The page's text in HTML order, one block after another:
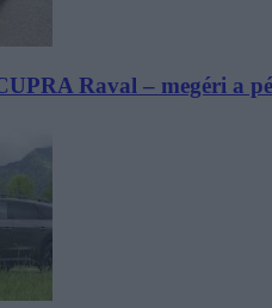
Raval – megéri a